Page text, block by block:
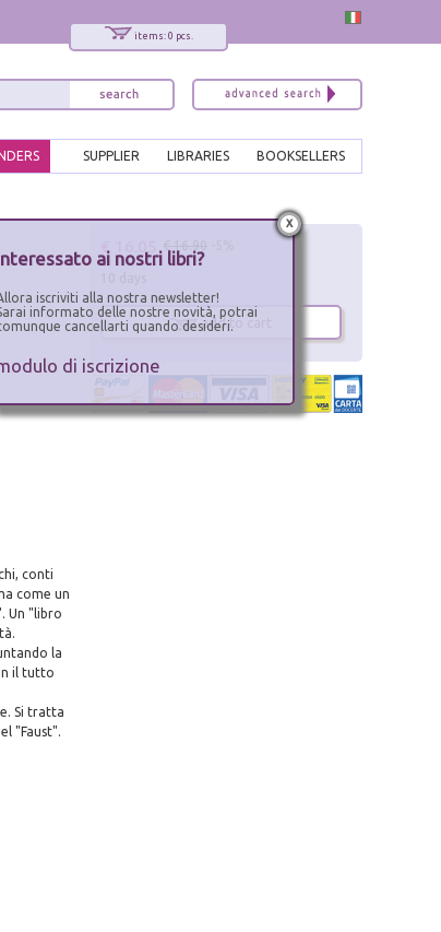
items: 0 pcs.
BOOKSELLERS
LIBRARIES
SUPPLIER
conti
come un
Un "libro
la
il tutto
Si tratta
"Faust".
€ 16.05
add to cart
x
ai nostri libri?
iscriviti alla nostra newsletter!
informato delle nostre novità, potrai
cancellarti quando desideri.
di iscrizione